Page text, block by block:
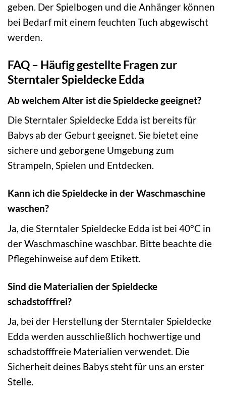
geben. Der Spielbogen und die Anhänger können
bei Bedarf mit einem feuchten Tuch abgewischt
werden.
FAQ – Häufig gestellte Fragen zur
Sterntaler Spieldecke Edda
Ab welchem Alter ist die Spieldecke geeignet?
Die Sterntaler Spieldecke Edda ist bereits für
Babys ab der Geburt geeignet. Sie bietet eine
sichere und geborgene Umgebung zum
Strampeln, Spielen und Entdecken.
Kann ich die Spieldecke in der Waschmaschine
waschen?
Ja, die Sterntaler Spieldecke Edda ist bei 40°C in
der Waschmaschine waschbar. Bitte beachte die
Pflegehinweise auf dem Etikett.
Sind die Materialien der Spieldecke
schadstofffrei?
Ja, bei der Herstellung der Sterntaler Spieldecke
Edda werden ausschließlich hochwertige und
schadstofffreie Materialien verwendet. Die
Sicherheit deines Babys steht für uns an erster
Stelle.